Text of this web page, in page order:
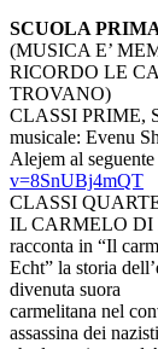
SCUOLA
(MUSICA E’
RICORDO LE
TROVANO)
CLASSI PRIME,
musicale: Evenu
Alejem al
v=8SnUBj4mQT
CLASSI
IL CARMELO DI
racconta in “Il
Echt” la storia
divenuta suora
carmelitana nel
assassina dei nazisti